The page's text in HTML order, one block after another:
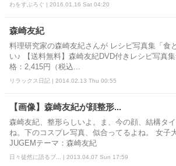
わをすぶろぐ | 2016.01.16 Sat 04:20
森崎友紀
料理研究家の森崎友紀さんが レシピ写真集「食
い♪ 【送料無料】森崎友紀DVD付きレシピ写真
格：2,415円（税込...
リラックス日記 | 2014.02.13 Thu 00:55
【画像】森崎友紀が顔整形...
森崎友紀、整形らしいよ。ま、今の顔、結構タ
ね。下のコスプレ写真、似合ってるよね。 女子
JUGEMテーマ：森崎友紀
日々徒然に語るブ... | 2013.04.07 Sun 17:59